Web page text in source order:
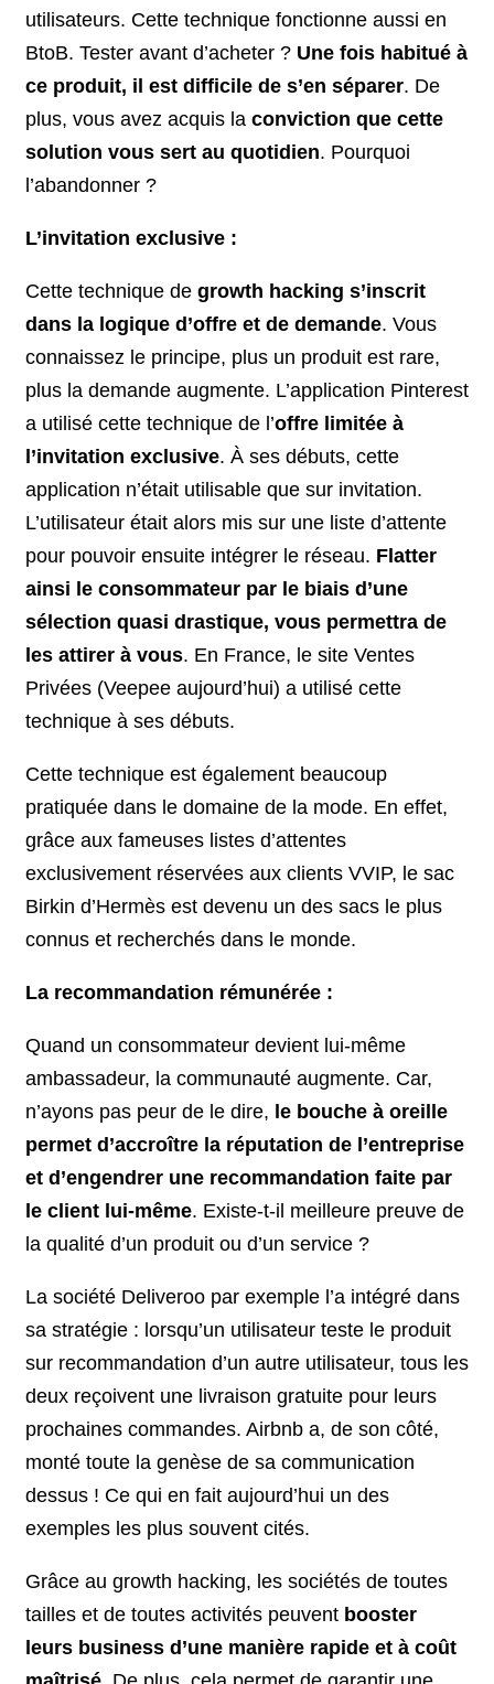
utilisateurs. Cette technique fonctionne aussi en
BtoB. Tester avant d’acheter ? Une fois habitué à
ce produit, il est difficile de s’en séparer. De
plus, vous avez acquis la conviction que cette
solution vous sert au quotidien. Pourquoi
l’abandonner ?
L’invitation exclusive :
Cette technique de growth hacking s’inscrit
dans la logique d’offre et de demande. Vous
connaissez le principe, plus un produit est rare,
plus la demande augmente. L’application Pinterest
a utilisé cette technique de l’offre limitée à
l’invitation exclusive. À ses débuts, cette
application n’était utilisable que sur invitation.
L’utilisateur était alors mis sur une liste d’attente
pour pouvoir ensuite intégrer le réseau. Flatter
ainsi le consommateur par le biais d’une
sélection quasi drastique, vous permettra de
les attirer à vous. En France, le site Ventes
Privées (Veepee aujourd’hui) a utilisé cette
technique à ses débuts.
Cette technique est également beaucoup
pratiquée dans le domaine de la mode. En effet,
grâce aux fameuses listes d’attentes
exclusivement réservées aux clients VVIP, le sac
Birkin d’Hermès est devenu un des sacs le plus
connus et recherchés dans le monde.
La recommandation rémunérée :
Quand un consommateur devient lui-même
ambassadeur, la communauté augmente. Car,
n’ayons pas peur de le dire, le bouche à oreille
permet d’accroître la réputation de l’entreprise
et d’engendrer une recommandation faite par
le client lui-même. Existe-t-il meilleure preuve de
la qualité d’un produit ou d’un service ?
La société Deliveroo par exemple l’a intégré dans
sa stratégie : lorsqu’un utilisateur teste le produit
sur recommandation d’un autre utilisateur, tous les
deux reçoivent une livraison gratuite pour leurs
prochaines commandes. Airbnb a, de son côté,
monté toute la genèse de sa communication
dessus ! Ce qui en fait aujourd’hui un des
exemples les plus souvent cités.
Grâce au growth hacking, les sociétés de toutes
tailles et de toutes activités peuvent booster
leurs business d’une manière rapide et à coût